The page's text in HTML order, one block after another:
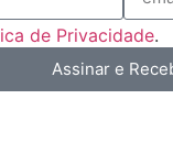
de Privacidade.
Assinar e